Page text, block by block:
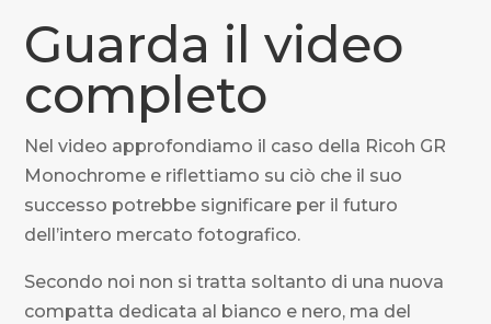
Guarda il video
completo
Nel video approfondiamo il caso della Ricoh GR
Monochrome e riflettiamo su ciò che il suo
successo potrebbe significare per il futuro
dell’intero mercato fotografico.
Secondo noi non si tratta soltanto di una nuova
compatta dedicata al bianco e nero, ma del